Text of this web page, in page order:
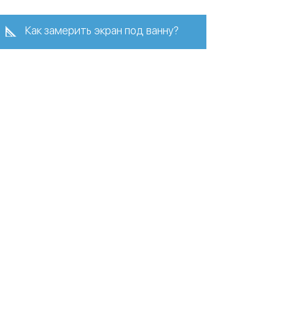
Как замерить экран под ванну?